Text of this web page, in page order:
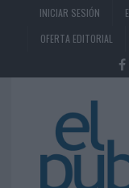
INICIAR SESIÓN
OFERTA EDITORIAL